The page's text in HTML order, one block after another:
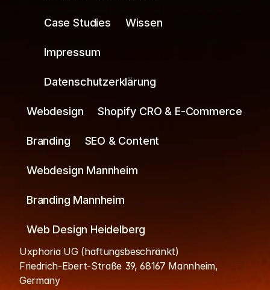
Case Studies Wissen
Impressum
Datenschutzerklärung
Webdesign Shopify CRO & E-Commerce
Branding SEO & Content
Webdesign Mannheim
Branding Mannheim
Web Design Heidelberg
Uxphoria UG (haftungsbeschränkt)
Friedrich-Ebert-Straße 39, 68167 Mannheim,
Germany